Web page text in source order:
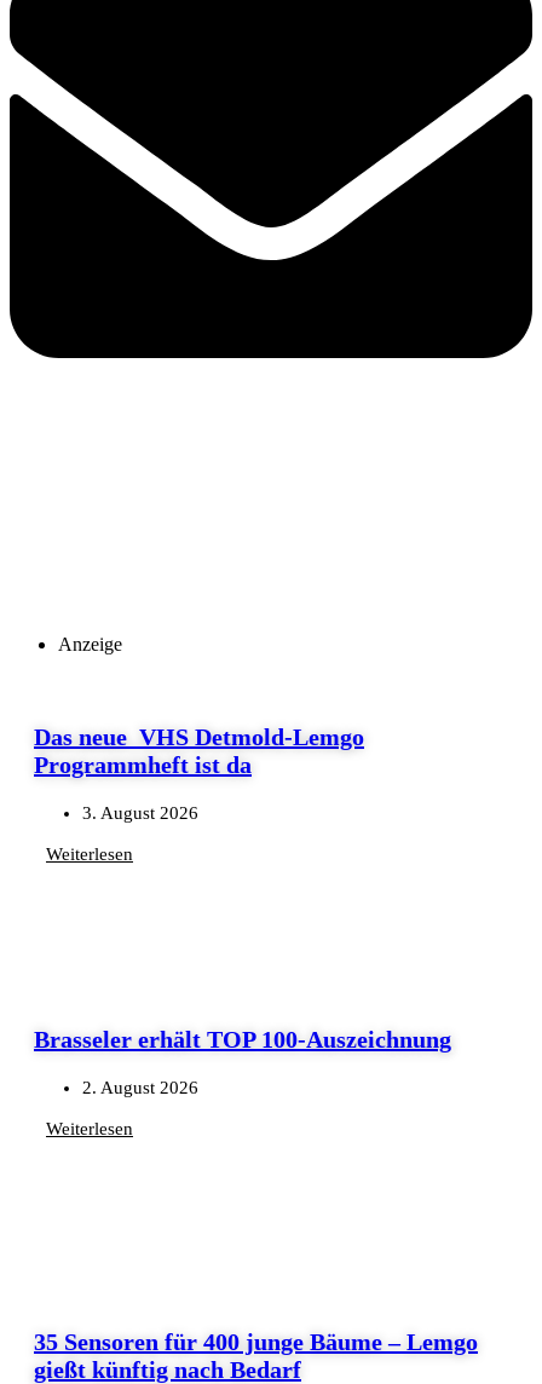
Anzeige
Das neue VHS Detmold-Lemgo
Programmheft ist da
3. August 2026
Weiterlesen
Brasseler erhält TOP 100-Auszeichnung
2. August 2026
Weiterlesen
35 Sensoren für 400 junge Bäume – Lemgo
gießt künftig nach Bedarf